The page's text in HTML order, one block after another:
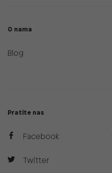
O nama
Blog
Pratite nas
Facebook
Twitter